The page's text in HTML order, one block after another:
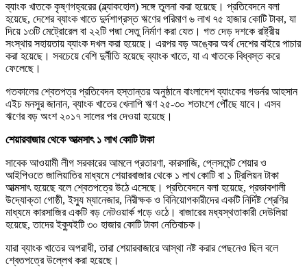
ব্যাংক খাতকে কৃষ্ণগহ্বরের (ব্ল্যাকহোল) সঙ্গে তুলনা করা হয়েছে। প্রতিবেদনে বলা
হয়েছে, দেশের ব্যাংক খাতে দুর্দশাগ্রস্ত ঋণের পরিমাণ ৬ লাখ ৭৫ হাজার কোটি টাকা, যা
দিয়ে ১৩টি মেট্রোরেল বা ২২টি পদ্মা সেতু নির্মাণ করা যেত। গত দেড় দশকে রাষ্ট্রীয়
সংস্থার সহায়তায় ব্যাংক দখল করা হয়েছে। এরপর বড় অঙ্কের অর্থ দেশের বাইরে পাচার
করা হয়েছে। সবচেয়ে বেশি দুর্নীতি হয়েছে ব্যাংক খাতে, যা এ খাতকে বিধ্বস্ত করে
ফেলেছে।
গতকালের শ্বেতপত্র প্রতিবেদন হস্তান্তর অনুষ্ঠানে বাংলাদেশ ব্যাংকের গভর্নর আহসান
এইচ মনসুর জানান, ব্যাংক খাতের খেলাপি ঋণ ২৫-৩০ শতাংশে পৌঁছে যাবে। এসব
ঋণের বড় অংশ ২০১৭ সালের পর দেওয়া হয়েছে।
শেয়ারবাজার থেকে আত্মসাৎ ১ লাখ কোটি টাকা
সাবেক আওয়ামী লীগ সরকারের আমলে প্রতারণা, কারসাজি, প্লেসমেন্ট শেয়ার ও
আইপিওতে জালিয়াতির মাধ্যমে শেয়ারবাজার থেকে ১ লাখ কোটি বা ১ ট্রিলিয়ন টাকা
আত্মসাৎ হয়েছে বলে শ্বেতপত্রে উঠে এসেছে। প্রতিবেদনে বলা হয়েছে, প্রভাবশালী
উদ্যোক্তা গোষ্ঠী, ইস্যু ম্যানেজার, নিরীক্ষক ও বিনিয়োগকারীদের একটি নির্দিষ্ট শ্রেণির
মাধ্যমে কারসাজির একটি বড় নেটওয়ার্ক গড়ে ওঠে। বাজারের মধ্যস্থতাকারী দেউলিয়া
হয়েছে, তাদের ইক্যুইটি ৩০ হাজার কোটি টাকা নেতিবাচক।
যারা ব্যাংক খাতের অপরাধী, তারা শেয়ারবাজারে আস্থা নষ্ট করার পেছনেও ছিল বলে
শ্বেতপত্রে উল্লেখ করা হয়েছে।